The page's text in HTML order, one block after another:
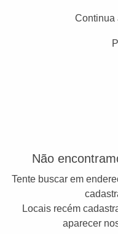
Continua
Não
Tente buscar em
Locais recém
aparecer